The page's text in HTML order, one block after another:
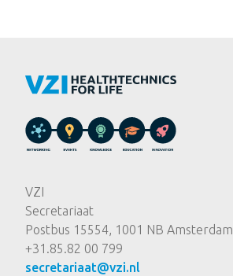
VZI
Secretariaat
Postbus 15554, 1001 NB Amsterdam
+31.85.82 00 799
secretariaat@vzi.nl